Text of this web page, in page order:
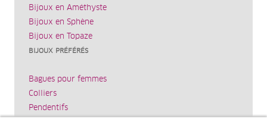
Bijoux en Améthyste
Bijoux en Sphène
Bijoux en Topaze
BIJOUX PRÉFÉRÉS
Bagues pour femmes
Colliers
Pendentifs